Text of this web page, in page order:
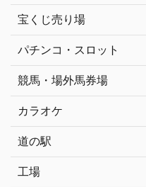
宝くじ売り場
パチンコ・スロット
競馬・場外馬券場
カラオケ
道の駅
工場